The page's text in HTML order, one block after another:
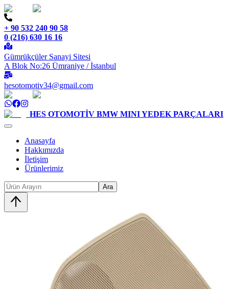
+ 90 532 240 90 58
0 (216) 630 16 16
Gümrükçüler Sanayi Sitesi
A Blok No:26 Ümraniye / İstanbul
hesotomotiv34@gmail.com
HES OTOMOTİV BMW MINI YEDEK PARÇALARI
Anasayfa
Hakkımızda
İletişim
Ürünlerimiz
Ara